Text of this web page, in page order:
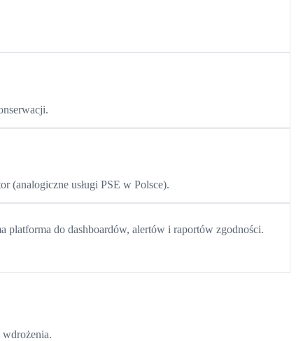
(analogiczne usługi PSE w Polsce).
platforma do dashboardów, alertów i raportów zgodności.